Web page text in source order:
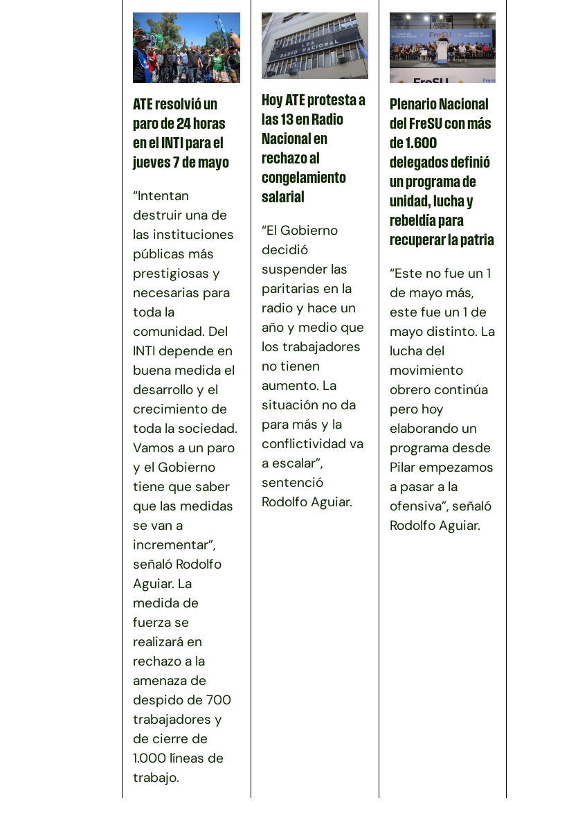
ATE resolvió un
paro de 24 horas
en el INTI para el
jueves 7 de mayo
“Intentan
destruir una de
las instituciones
públicas más
prestigiosas y
necesarias para
toda la
comunidad. Del
INTI depende en
buena medida el
desarrollo y el
crecimiento de
toda la sociedad.
Vamos a un paro
y el Gobierno
tiene que saber
que las medidas
se van a
incrementar”,
señaló Rodolfo
Aguiar. La
medida de
fuerza se
realizará en
rechazo a la
amenaza de
despido de 700
trabajadores y
de cierre de
1.000 líneas de
trabajo.
Hoy ATE protesta a
las 13 en Radio
Nacional en
rechazo al
congelamiento
salarial
“El Gobierno
decidió
suspender las
paritarias en la
radio y hace un
año y medio que
los trabajadores
no tienen
aumento. La
situación no da
para más y la
conflictividad va
a escalar”,
sentenció
Rodolfo Aguiar.
Plenario Nacional
del FreSU con más
de 1.600
delegados definió
un programa de
unidad, lucha y
rebeldía para
recuperar la patria
“Este no fue un 1
de mayo más,
este fue un 1 de
mayo distinto. La
lucha del
movimiento
obrero continúa
pero hoy
elaborando un
programa desde
Pilar empezamos
a pasar a la
ofensiva”, señaló
Rodolfo Aguiar.